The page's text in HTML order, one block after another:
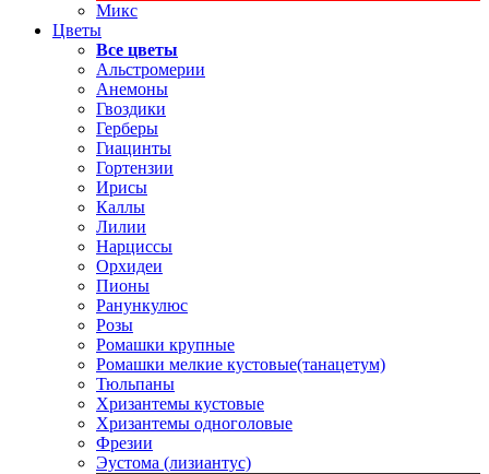
Микс
Цветы
Все цветы
Альстромерии
Анемоны
Гвоздики
Герберы
Гиацинты
Гортензии
Ирисы
Каллы
Лилии
Нарциссы
Орхидеи
Пионы
Ранункулюс
Розы
Ромашки крупные
Ромашки мелкие кустовые(танацетум)
Тюльпаны
Хризантемы кустовые
Хризантемы одноголовые
Фрезии
Эустома (лизиантус)